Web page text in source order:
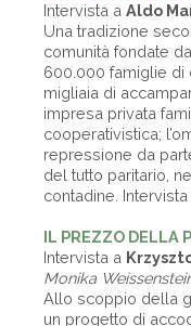
Intervista a Aldo
Una tradizione
comunità fondate
600.000 famiglie di
migliaia di
impresa privata
cooperativistica;
repressione da
del tutto paritario,
contadine.
IL PREZZO DELLA
Intervista a
Monika
Allo scoppio della
un progetto di